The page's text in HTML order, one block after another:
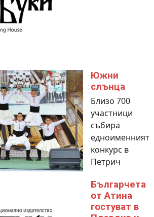
Южни
слънца
Близо 700
участници
събира
едноименният
конкурс в
Петрич
Българчета
от Атина
гостуват в